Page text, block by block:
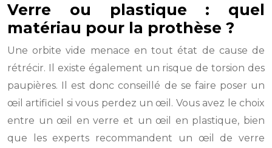
Verre ou plastique : quel
matériau pour la prothèse ?
Une orbite vide menace en tout état de cause de
rétrécir. Il existe également un risque de torsion des
paupières. Il est donc conseillé de se faire poser un
œil artificiel si vous perdez un œil. Vous avez le choix
entre un œil en verre et un œil en plastique, bien
que les experts recommandent un œil de verre